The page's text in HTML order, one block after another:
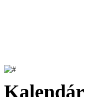
Kalendár